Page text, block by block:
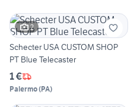
2
Schecter USA CUSTOM SHOP
PT Blue Telecaster
1 €
Palermo(PA)